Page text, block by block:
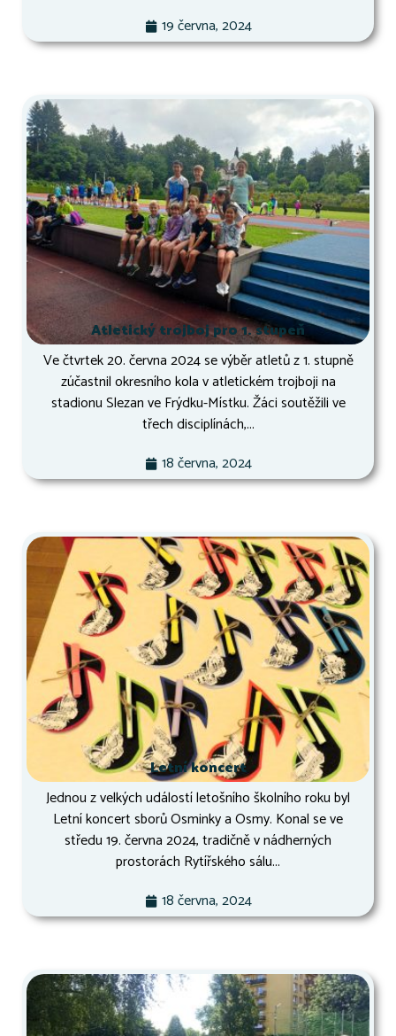
19 června, 2024
Atletický trojboj pro 1. stupeň
Ve čtvrtek 20. června 2024 se výběr atletů z 1. stupně
zúčastnil okresního kola v atletickém trojboji na
stadionu Slezan ve Frýdku-Místku. Žáci soutěžili ve
třech disciplínách,...
18 června, 2024
Letní koncert
Jednou z velkých událostí letošního školního roku byl
Letní koncert sborů Osminky a Osmy. Konal se ve
středu 19. června 2024, tradičně v nádherných
prostorách Rytířského sálu...
18 června, 2024